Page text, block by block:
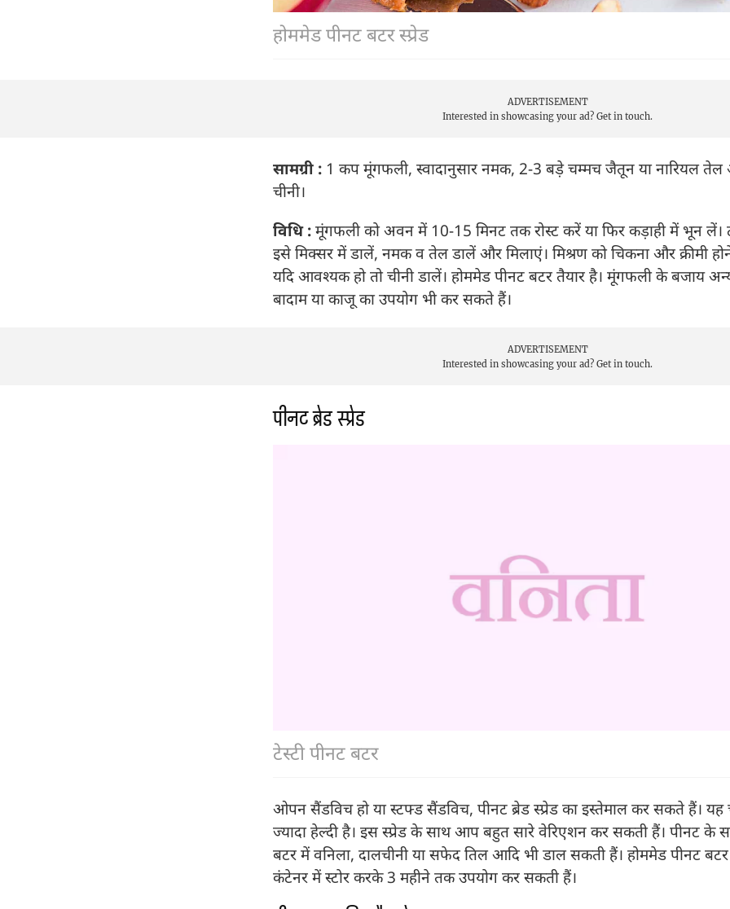
होममेड पीनट बटर स्प्रेड
ADVERTISEMENT
Interested in showcasing your ad? Get in touch.
सामग्री : 1 कप मूंगफली, स्वादानुसार नमक, 2-3 बड़े चम्मच जैतून या नारियल तेल
चीनी।
विधि :मूंगफली को अवन में 10-15 मिनट तक रोस्ट करें या फिर कड़ाही में भून लें।
इसे मिक्सर में डालें, नमक व तेल डालें और मिलाएं। मिश्रण को चिकना और क्रीमी
यदि आवश्यक हो तो चीनी डालें। होममेड पीनट बटर तैयार है। मूंगफली के बजाय
बादाम या काजू का उपयोग भी कर सकते हैं।
ADVERTISEMENT
Interested in showcasing your ad? Get in touch.
पीनट ब्रेड स्प्रेड
टेस्टी पीनट बटर
ओपन सैंडविच हो या स्टफ्ड सैंडविच, पीनट ब्रेड स्प्रेड का इस्तेमाल कर सकते हैं। यह
ज्यादा हेल्दी है। इस स्प्रेड के साथ आप बहुत सारे वेरिएशन कर सकती हैं। पीनट के
बटर में वनिला, दालचीनी या सफेद तिल आदि भी डाल सकती हैं। होममेड पीनट
कंटेनर में स्टोर करके 3 महीने तक उपयोग कर सकती हैं।